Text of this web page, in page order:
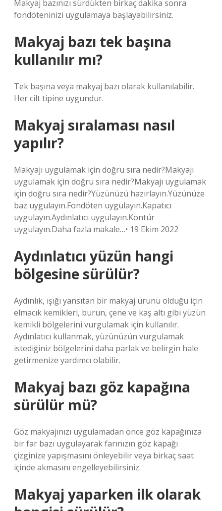
Makyaj bazınızı sürdükten birkaç dakika sonra
fondöteninizi uygulamaya başlayabilirsiniz.
Makyaj bazı tek başına
kullanılır mı?
Tek başına veya makyaj bazı olarak kullanılabilir.
Her cilt tipine uygundur.
Makyaj sıralaması nasıl
yapılır?
Makyajı uygulamak için doğru sıra nedir?Makyajı
uygulamak için doğru sıra nedir?Makyajı uygulamak
için doğru sıra nedir?Yüzünüzü hazırlayın.Yüzünüze
baz uygulayın.Fondöten uygulayın.Kapatıcı
uygulayın.Aydınlatıcı uygulayın.Kontür
uygulayın.Daha fazla makale…• 19 Ekim 2022
Aydınlatıcı yüzün hangi
bölgesine sürülür?
Aydınlık, ışığı yansıtan bir makyaj ürünü olduğu için
elmacık kemikleri, burun, çene ve kaş altı gibi yüzün
kemikli bölgelerini vurgulamak için kullanılır.
Aydınlatıcı kullanmak, yüzünüzün vurgulamak
istediğiniz bölgelerini daha parlak ve belirgin hale
getirmenize yardımcı olabilir.
Makyaj bazı göz kapağına
sürülür mü?
Göz makyajınızı uygulamadan önce göz kapağınıza
bir far bazı uygulayarak farınızın göz kapağı
çizginize yapışmasını önleyebilir veya birkaç saat
içinde akmasını engelleyebilirsiniz.
Makyaj yaparken ilk olarak